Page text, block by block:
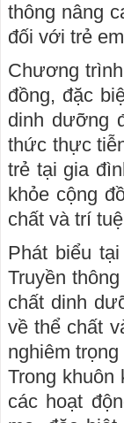
thông nâng
đối với trẻ
Chương
đồng, đặc
dinh dưỡng
thức thực
trẻ tại gia
khỏe cộng
chất và trí
Phát biểu
Truyền
chất dinh
về thể chất
nghiêm
Trong
các hoạt